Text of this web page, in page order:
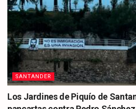
SANTANDER
Los Jardines de Piquío de